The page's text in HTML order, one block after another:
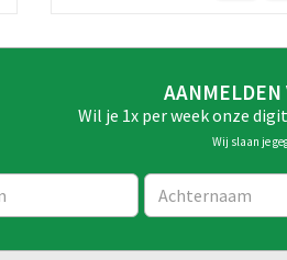
AANMELDEN
Wil je 1x per week onze
Wij slaan je